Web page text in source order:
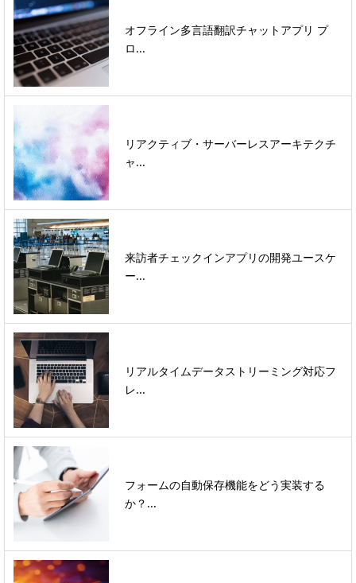
オフライン多言語翻訳チャットアプリ プ
ロ...
リアクティブ・サーバーレスアーキテクチ
ャ...
来訪者チェックインアプリの開発ユースケ
ー...
リアルタイムデータストリーミング対応フ
レ...
フォームの自動保存機能をどう実装する
か？...